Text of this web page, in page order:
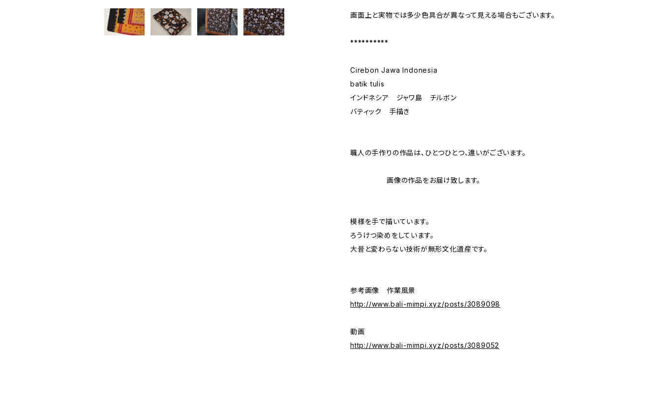
画面上と実物では多少色具合が異なって見える場合もございます。
**********
Cirebon Jawa Indonesia
batik tulis
インドネシア ジャワ島 チルボン
バティック 手描き
職人の手作りの作品は、ひとつひとつ、違いがございます。
画像の作品をお届け致します。
模様を手で描いています。
ろうけつ染めをしています。
大昔と変わらない技術が無形文化遺産です。
参考画像 作業風景
http://www.bali-mimpi.xyz/posts/3089098
動画
http://www.bali-mimpi.xyz/posts/3089052